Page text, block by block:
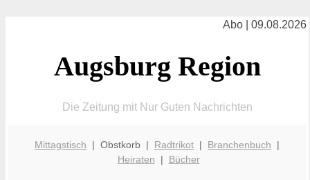
Abo | 09.08.2026
Augsburg Region
Die Zeitung mit Nur Guten Nachrichten
Mittagstisch | Obstkorb | Radtrikot | Branchenbuch |
Heiraten | Bücher